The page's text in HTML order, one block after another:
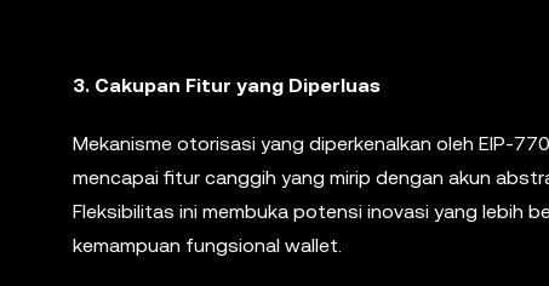
3. Cakupan Fitur yang Diperluas
Mekanisme otorisasi yang diperkenalkan oleh EIP-
mencapai fitur canggih yang mirip dengan akun
Fleksibilitas ini membuka potensi inovasi yang lebih
kemampuan fungsional wallet.